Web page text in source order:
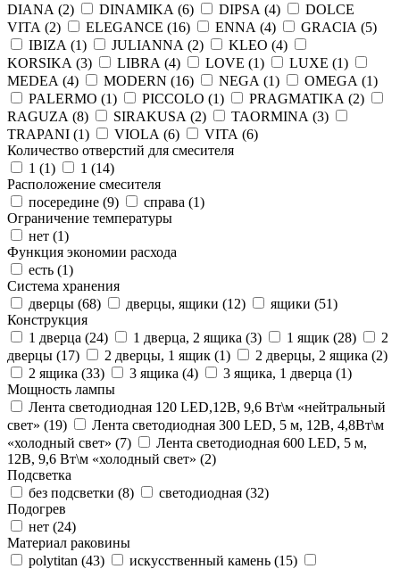
DIANA (2) DINAMIKA (6) DIPSA (4)
DOLCE
VITA (2) ELEGANCE (16) ENNA (4) GRACIA (5)
IBIZA (1) JULIANNA (2) KLEO (4)
KORSIKA (3) LIBRA (4) LOVE (1) LUXE (1)
MEDEA (4) MODERN (16) NEGA (1) OMEGA (1)
PALERMO (1) PICCOLO (1) PRAGMATIKA (2)
RAGUZA (8) SIRAKUSA (2) TAORMINA (3)
TRAPANI (1) VIOLA (6) VITA (6)
Количество отверстий для смесителя
1 (1) 1 (14)
Расположение смесителя
посередине (9) справа (1)
Ограничение температуры
нет (1)
Функция экономии расхода
есть (1)
Система хранения
дверцы (68) дверцы, ящики (12) ящики (51)
Конструкция
1 дверца (24) 1 дверца, 2 ящика (3) 1 ящик (28)
2
дверцы (17) 2 дверцы, 1 ящик (1) 2 дверцы, 2 ящика (2)
2 ящика (33) 3 ящика (4) 3 ящика, 1 дверца (1)
Мощность лампы
Лента светодиодная 120 LED,12В, 9,6 Вт\м «нейтральный
свет» (19)
Лента светодиодная 300 LED, 5 м, 12В, 4,8Вт\м
«холодный свет» (7)
Лента светодиодная 600 LED, 5 м,
12В, 9,6 Вт\м «холодный свет» (2)
Подсветка
без подсветки (8) светодиодная (32)
Подогрев
нет (24)
Материал раковины
polytitan (43) искусственный камень (15)